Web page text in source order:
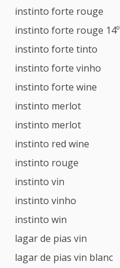
instinto forte rouge
instinto forte rouge 14º
instinto forte tinto
instinto forte vinho
instinto forte wine
instinto merlot
instinto merlot
instinto red wine
instinto rouge
instinto vin
instinto vinho
instinto win
lagar de pias vin
lagar de pias vin blanc